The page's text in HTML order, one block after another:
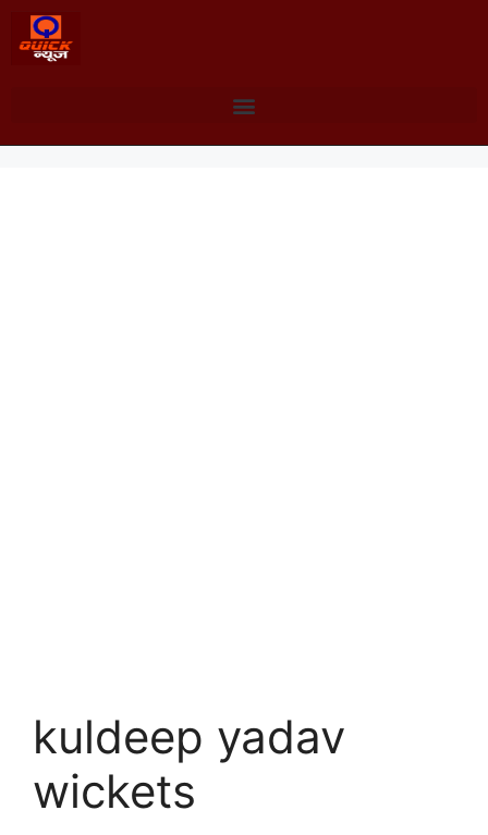
kuldeep yadav
wickets